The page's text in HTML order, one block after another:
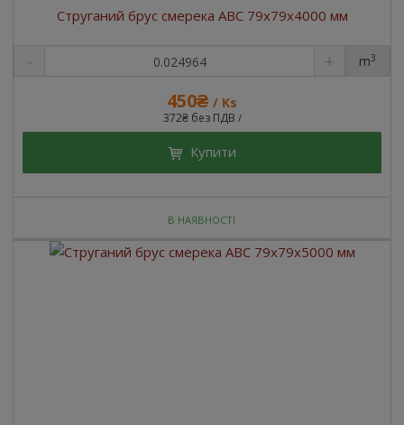
Струганий брус смерека ABC 79x79x4000 мм
450₴ / Ks
372₴ без ПДВ /
m3
Купити
В НАЯВНОСТІ